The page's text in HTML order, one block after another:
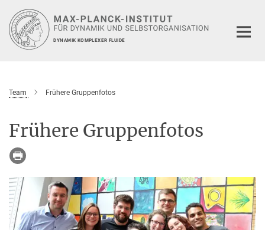
Hauptinhalt
DYNAMIK KOMPLEXER FLUIDE
Team Frühere Gruppenfotos
Frühere Gruppenfotos